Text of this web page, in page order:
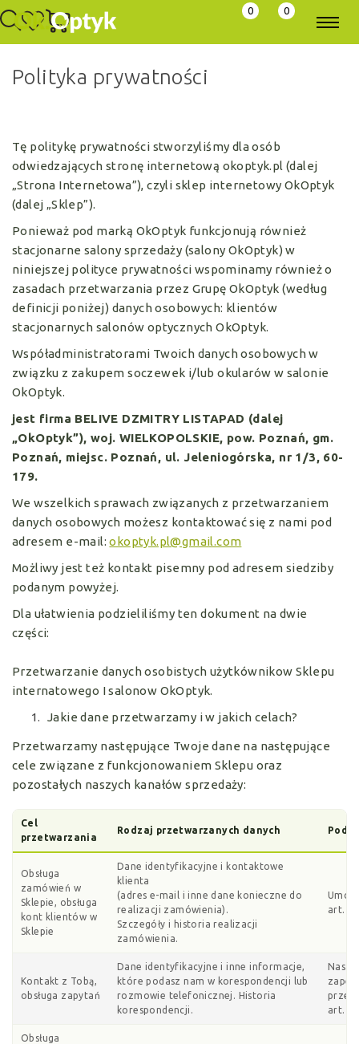
0 0
Polityka prywatności
Tę politykę prywatności stworzyliśmy dla osób
odwiedzających stronę internetową okoptyk.pl (dalej
„Strona Internetowa”), czyli sklep internetowy OkOptyk
(dalej „Sklep”).
Ponieważ pod marką OkOptyk funkcjonują również
stacjonarne salony sprzedaży (salony OkOptyk) w
niniejszej polityce prywatności wspominamy również o
zasadach przetwarzania przez Grupę OkOptyk (według
definicji poniżej) danych osobowych: klientów
stacjonarnych salonów optycznych OkOptyk.
Współadministratorami Twoich danych osobowych w
związku z zakupem soczewek i/lub okularów w salonie
OkOptyk.
jest firma BELIVE DZMITRY LISTAPAD (dalej
„OkOptyk”), woj. WIELKOPOLSKIE, pow. Poznań, gm.
Poznań, miejsc. Poznań, ul. Jeleniogórska, nr 1/3, 60­
179.
We wszelkich sprawach związanych z przetwarzaniem
danych osobowych możesz kontaktować się z nami pod
adresem e-mail:okoptyk.pl@gmail.com
Możliwy jest też kontakt pisemny pod adresem siedziby
podanym powyżej.
Dla ułatwienia podzieliliśmy ten dokument na dwie
części:
Przetwarzanie danych osobistych użytkównikow Sklepu
internatowego I salonow OkOptyk.
Jakie dane przetwarzamy i w jakich celach?
Przetwarzamy następujące Twoje dane na następujące
cele związane z funkcjonowaniem Sklepu oraz
pozostałych naszych kanałów sprzedaży:
Cel
przetwarzania
Rodzaj przetwarzanych danych
Obsługa
zamówień w
Sklepie, obsługa
kont klientów w
Sklepie
Dane identyfikacyjne i kontaktowe
klienta
(adres e-mail i inne dane konieczne do
realizacji zamówienia).
Szczegóły i historia realizacji
zamówienia.
art. 6
Kontakt z Tobą,
obsługa zapytań
Dane identyfikacyjne i inne informacje,
które podasz nam w korespondencji lub
rozmowie telefonicznej. Historia
korespondencji.
Nasz
art. 6
Obsługa